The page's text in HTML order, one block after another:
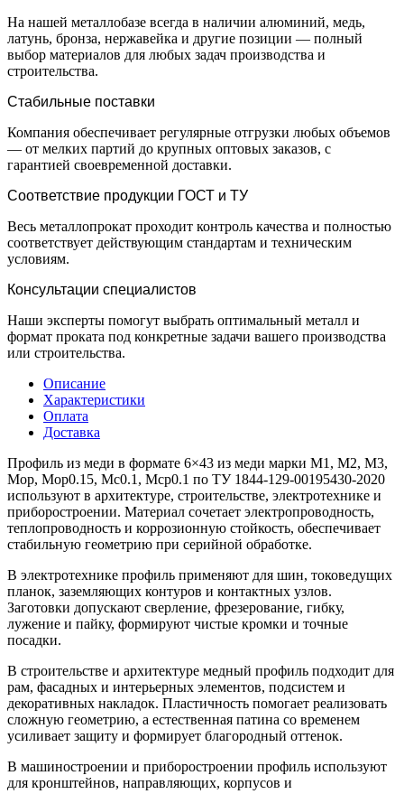
На нашей металлобазе всегда в наличии алюминий, медь,
латунь, бронза, нержавейка и другие позиции — полный
выбор материалов для любых задач производства и
строительства.
Стабильные поставки
Компания обеспечивает регулярные отгрузки любых объемов
— от мелких партий до крупных оптовых заказов, с
гарантией своевременной доставки.
Соответствие продукции ГОСТ и ТУ
Весь металлопрокат проходит контроль качества и полностью
соответствует действующим стандартам и техническим
условиям.
Консультации специалистов
Наши эксперты помогут выбрать оптимальный металл и
формат проката под конкретные задачи вашего производства
или строительства.
Описание
Характеристики
Оплата
Доставка
Профиль из меди в формате 6×43 из меди марки М1, М2, М3,
Мор, Мор0.15, Мс0.1, Мср0.1 по ТУ 1844-129-00195430-2020
используют в архитектуре, строительстве, электротехнике и
приборостроении. Материал сочетает электропроводность,
теплопроводность и коррозионную стойкость, обеспечивает
стабильную геометрию при серийной обработке.
В электротехнике профиль применяют для шин, токоведущих
планок, заземляющих контуров и контактных узлов.
Заготовки допускают сверление, фрезерование, гибку,
лужение и пайку, формируют чистые кромки и точные
посадки.
В строительстве и архитектуре медный профиль подходит для
рам, фасадных и интерьерных элементов, подсистем и
декоративных накладок. Пластичность помогает реализовать
сложную геометрию, а естественная патина со временем
усиливает защиту и формирует благородный оттенок.
В машиностроении и приборостроении профиль используют
для кронштейнов, направляющих, корпусов и